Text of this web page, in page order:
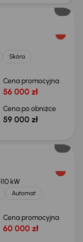
Skóra
Cena promocyjna
56 000 zł
Cena po obniżce
59 000 zł
110 kW
Automat
Cena promocyjna
60 000 zł